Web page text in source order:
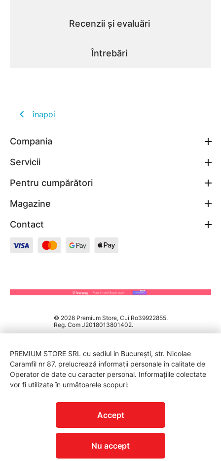
Recenzii și evaluări
Întrebări
înapoi
Compania
Servicii
Pentru cumpărători
Magazine
Contact
© 2026 Premium Store, Cui Ro39922855.
Reg. Com J2018013801402.
PREMIUM STORE SRL cu sediul in București, str. Nicolae
Caramfil nr 87, prelucrează informații personale în calitate de
Operator de date cu caracter personal. Informațiile colectate
vor fi utilizate în următoarele scopuri:
Accept
Nu accept